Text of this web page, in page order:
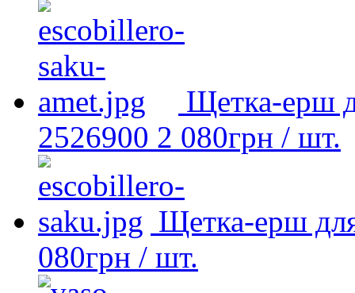
Щетка-ерш
2526900 2 080грн / шт.
Щетка-ерш
080грн / шт.